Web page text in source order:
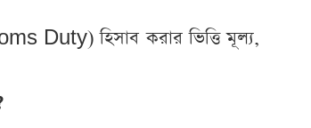
Duty) হিসাব করার ভিত্তি মূল্য,